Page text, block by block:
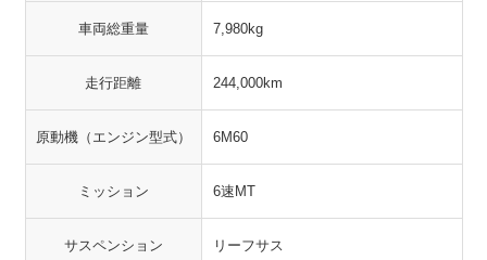
車両総重量 7,980kg
走行距離 244,000km
原動機（エンジン型式） 6M60
ミッション 6速MT
サスペンション リーフサス